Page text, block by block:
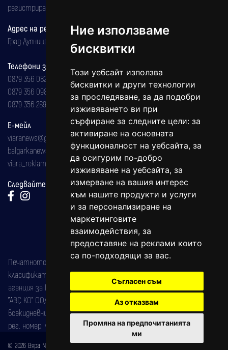
Ние използваме
бисквитки
Този уебсайт използва
бисквитки и други технологии
за проследяване, за да подобри
изживяването ви при
сърфиране за следните цели: за
активиране на основната
функционалност на уебсайта, за
да осигурим по-добро
изживяване на уебсайта, за
измерване на вашия интерес
към нашите продукти и услуги
и за персонализиране на
маркетинговите
взаимодействия, за
предоставяне на реклами които
са по-подходящи за вас.
Съгласен съм
Аз отказвам
Промяна на предпочитанията
ми
регистрирана на 08.05.2002 година.
Адрес на редакцията
Град Дупница, ул.''Христо Ботев" 43
Телефони за реклама и абонаменти
0879 356 082
0879 356 098
0879 356 289
Е-мейл
viaranews@gmail.com
balgarkanews@gmail.com
viara_reklama@mail.bg
Следвайте ни:
Печатното издание на вестника е регистрирано в националния
класификатор на печатните издания (Българска национална
агенция за ISSN) под номер: ISSN 1312-4722.
"АВС КО" ООД е притежател на марката: Вяра информационен
всекидневник на югозападна България, със свидетелство за марка
рег. номер: 47857/11.05.2004 година.
© 2026 Вяра News Всички права запазени!